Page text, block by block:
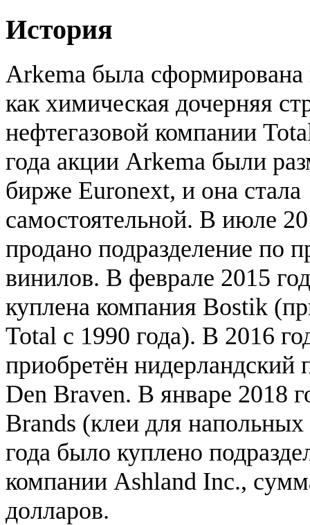
История
Arkema была сформирована
как химическая дочерняя
нефтегазовой компании
года акции Arkema были
бирже Euronext, и она стала
самостоятельной. В июле
продано подразделение по
винилов. В феврале 2015
куплена компания Bostik
Total с 1990 года). В 2016
приобретён нидерландский
Den Braven. В январе 2018
Brands (клеи для
года было куплено
компании Ashland Inc.,
долларов.